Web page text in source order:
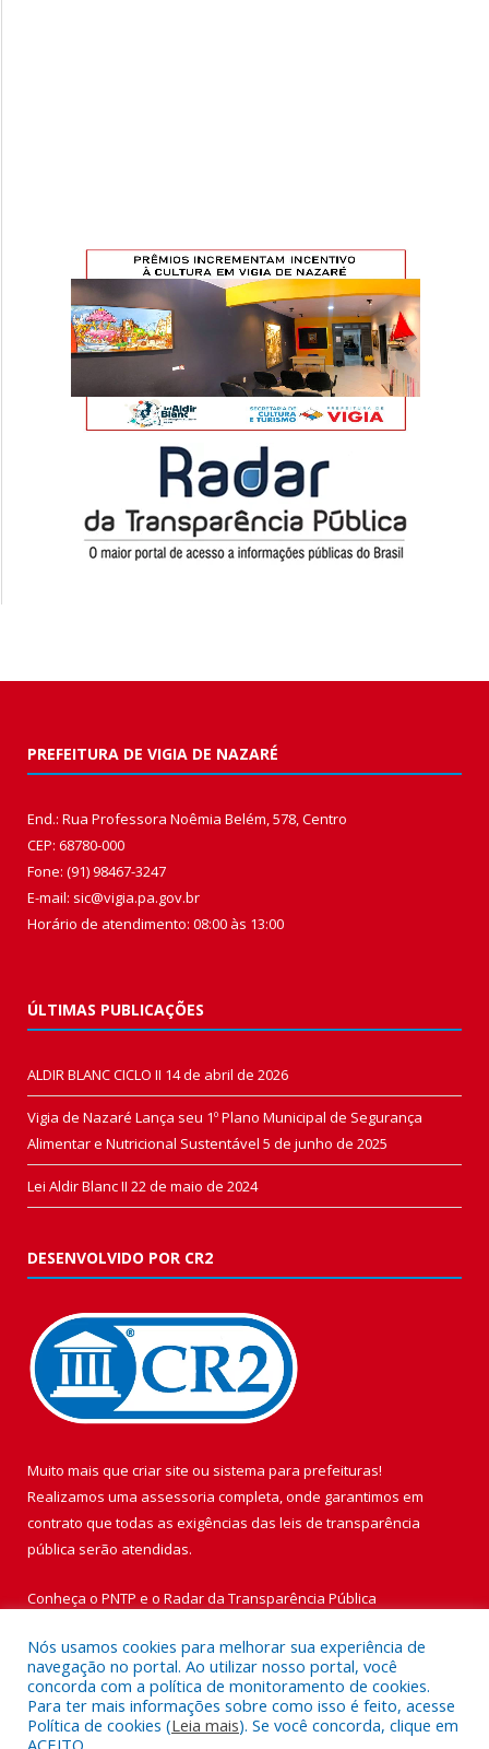
PREFEITURA DE VIGIA DE NAZARÉ
End.: Rua Professora Noêmia Belém, 578, Centro
CEP: 68780-000
Fone: (91) 98467-3247
E-mail: sic@vigia.pa.gov.br
Horário de atendimento: 08:00 às 13:00
ÚLTIMAS PUBLICAÇÕES
ALDIR BLANC CICLO II 14 de abril de 2026
Vigia de Nazaré Lança seu 1º Plano Municipal de Segurança
Alimentar e Nutricional Sustentável 5 de junho de 2025
Lei Aldir Blanc II 22 de maio de 2024
DESENVOLVIDO POR CR2
Muito mais que criar site ou sistema para prefeituras!
Realizamos uma assessoria completa, onde garantimos em
contrato que todas as exigências das leis de transparência
pública serão atendidas.
Conheça o PNTP e o Radar da Transparência Pública
Todos os direitos reservados a Prefeitura Municipal de Vigia de
Nazaré.
Nós usamos cookies para melhorar sua experiência de
navegação no portal. Ao utilizar nosso portal, você
concorda com a política de monitoramento de cookies.
Para ter mais informações sobre como isso é feito, acesse
Política de cookies (Leia mais). Se você concorda, clique em
ACEITO.